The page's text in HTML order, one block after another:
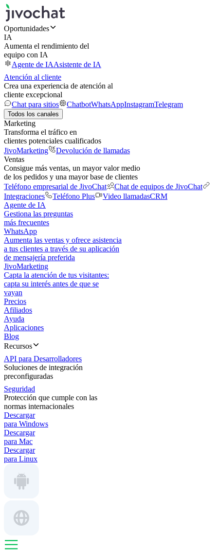
Oportunidades
IA
Aumenta el rendimiento del
equipo con IA
Agente de IAAsistente de IA
Atención al cliente
Crea una experiencia de atención al
cliente excepcional
Chat para sitios
ChatbotWhatsAppInstagramTelegram
Todos los canales
Marketing
Transforma el tráfico en
clientes potenciales cualificados
JivoMarketing
Devolución de llamadas
Ventas
Consigue más ventas, un mayor valor medio
de los pedidos y una mayor base de clientes
Teléfono empresarial de JivoChat
Chat de equipos de JivoChat
Integraciones
Teléfono Plus Video llamadasCRM
Agente de IA
Gestiona las preguntas
más frecuentes
WhatsApp
Aumenta las ventas y ofrece asistencia
a tus clientes a través de su aplicación
de mensajería preferida
JivoMarketing
Capta la atención de tus visitantes:
capta su interés antes de que se
vayan
Precios
Afiliados
Ayuda
Aplicaciones
Blog
Recursos
API para Desarrolladores
Soluciones de integración
preconfiguradas
Seguridad
Protección que cumple con las
normas internacionales
Descargar
para Windows
Descargar
para Mac
Descargar
para Linux